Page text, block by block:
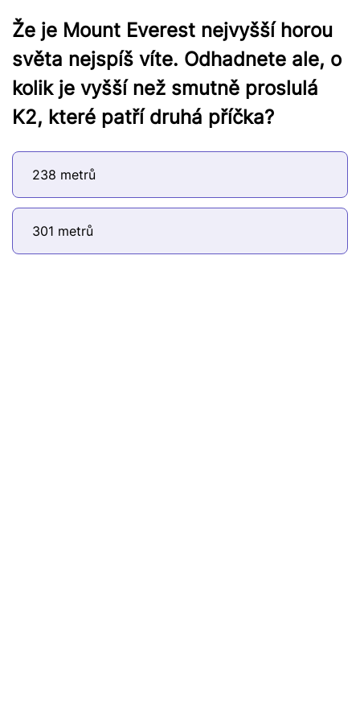
Že je Mount Everest nejvyšší horou
světa nejspíš víte. Odhadnete ale, o
kolik je vyšší než smutně proslulá
K2, které patří druhá příčka?
238 metrů
301 metrů